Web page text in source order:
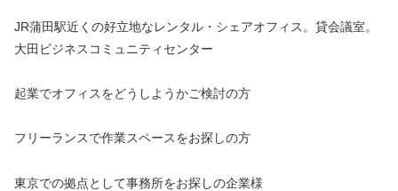
JR蒲田駅近くの好立地なレンタル・シェアオフィス。貸会議室。
大田ビジネスコミュニティセンター
起業でオフィスをどうしようかご検討の方
フリーランスで作業スペースをお探しの方
東京での拠点として事務所をお探しの企業様